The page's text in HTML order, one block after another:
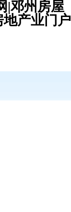
|邓州房屋
产业门户